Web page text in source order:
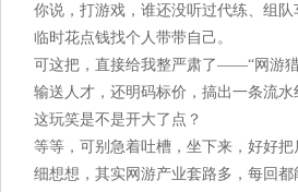
你说，打游戏，谁还没听过代练、组
临时花点钱找个人带带自己。
可这把，直接给我整严肃了——“网游
输送人才，还明码标价，搞出一条流水
这玩笑是不是开大了点？
等等，可别急着吐槽，坐下来，好好把
细想想，其实网游产业套路多，每回都